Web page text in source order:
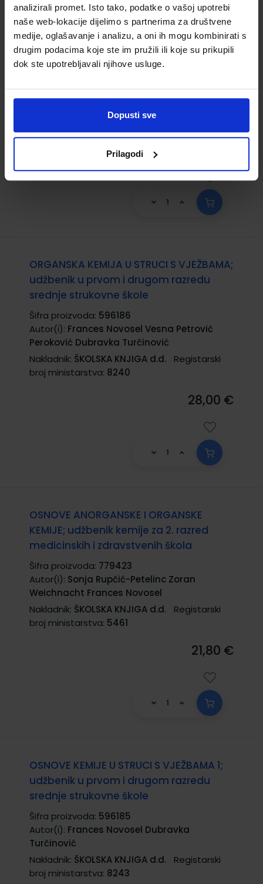
analizirali promet. Isto tako, podatke o vašoj upotrebi
naše web-lokacije dijelimo s partnerima za društvene
medije, oglašavanje i analizu, a oni ih mogu kombinirati s
drugim podacima koje ste im pružili ili koje su prikupili
dok ste upotrebljavali njihove usluge.
Dopusti sve
Prilagodi
dio radna bilježnica za srednje
strukovne škole i prirodoslovne
gimnazije
Šifra proizvoda:596010
Martina Šeler Namjesnik
ORGANSKA KEMIJA U STRUCI S VJEŽBAMA;
udžbenik u prvom i drugom razredu
srednje strukovne škole
Šifra proizvoda: 596186
Autor(i): Frances Novosel Vesna Petrović
Peroković Dubravka Turčinović
Nakladnik: ŠKOLSKA KNJIGA d.d.
Registarski
broj ministarstva: 8240
28,00 €
OSNOVE ANORGANSKE I ORGANSKE
KEMIJE; udžbenik kemije za 2. razred
medicinskih i zdravstvenih škola
Šifra proizvoda: 779423
Autor(i): Sonja Rupčić-Petelinc Zoran
Weichnacht Frances Novosel
Nakladnik: ŠKOLSKA KNJIGA d.d.
Registarski
broj ministarstva: 5461
21,80 €
OSNOVE KEMIJE U STRUCI S VJEŽBAMA 1;
udžbenik u prvom i drugom razredu
srednje strukovne škole
Šifra proizvoda: 596185
Autor(i): Frances Novosel Dubravka
Turčinović
Nakladnik: ŠKOLSKA KNJIGA d.d.
Registarski
broj ministarstva: 8243